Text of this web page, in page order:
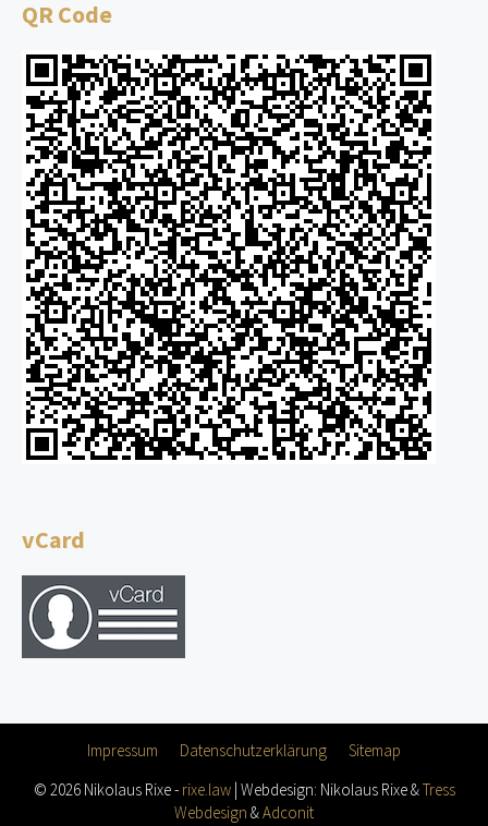
QR Code
vCard
Impressum Datenschutzerklärung
Sitemap
© 2026 Nikolaus Rixe - rixe.law| Webdesign: Nikolaus Rixe &Tress
Webdesign &Adconit